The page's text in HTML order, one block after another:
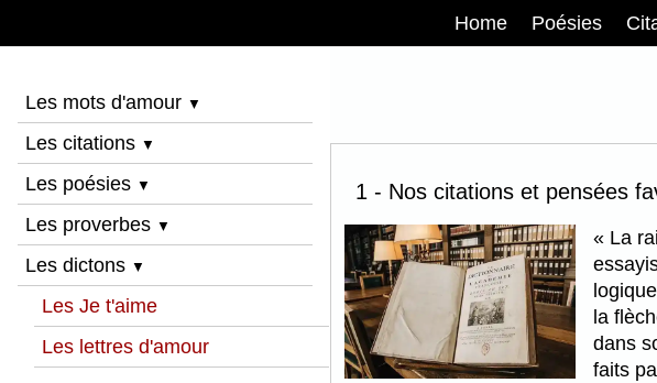
Home Poésies
Les mots d'amour ▼
Les citations ▼
Les poésies ▼
Les proverbes ▼
Les dictons ▼
Les Je t'aime
Les lettres d'amour
1 - Nos citations et pensées
La
la
dans
faits